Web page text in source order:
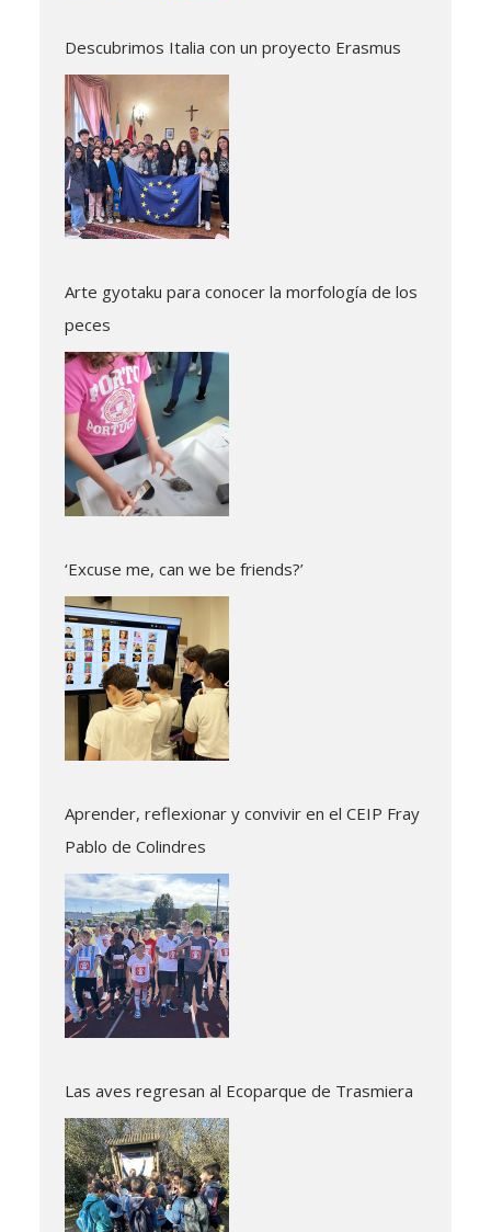
Descubrimos Italia con un proyecto Erasmus
Arte gyotaku para conocer la morfología de los
peces
‘Excuse me, can we be friends?’
Aprender, reflexionar y convivir en el CEIP Fray
Pablo de Colindres
Las aves regresan al Ecoparque de Trasmiera